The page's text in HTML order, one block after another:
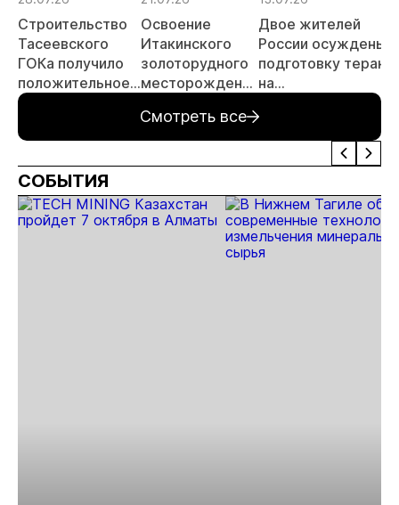
Строительство
Тасеевского
ГОКа получило
положительное
заключение
экологической
экспертизы
Освоение
Итакинского
золоторудного
месторождения
выходит на
новый этап
Двое жителей
России осуждены
подготовку
на
предприятии в
Забайкалье
Смотреть все
СОБЫТИЯ